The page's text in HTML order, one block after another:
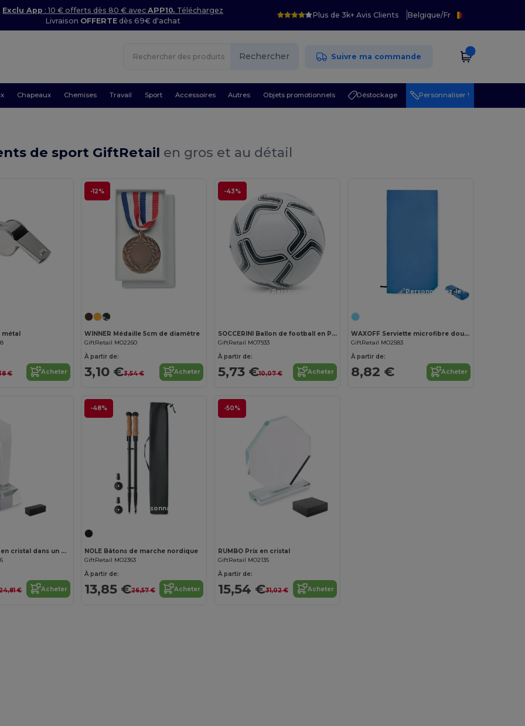
Exclu App : 10 € offerts dès 80 € avecAPP10. Téléchargez
Livraison OFFERTE dès 69€ d'achat
Plus de 3k+ Avis Clients Belgique/Fr
Rechercher Suivre ma commande
Chapeaux Chemises Travail Sport Accessoires Autres Objets promotionnels Déstockage Personnaliser !
de sport GiftRetail en gros et au détail
métal
€ Acheter
-12%
WINNER Médaille 5cm de diamètre
GiftRetail MO2260
À partir de:
3,10 €3,54 € Acheter
-43%
Personnalisez-le !
SOCCERINI Ballon de football en PVC 21.5cm
GiftRetail MO7933
À partir de:
5,73 €10,07 € Acheter
Personnalisez-le !
WAXOFF Serviette microfibre double face
GiftRetail MO2583
À partir de:
8,82 € Acheter
DIAWARD Prix en cristal dans un coffret
€ Acheter
-48%
Personnalisez-le !
NOLE Bâtons de marche nordique
GiftRetail MO2363
À partir de:
13,85 €26,57 € Acheter
-50%
RUMBO Prix en cristal
GiftRetail MO2135
À partir de:
15,54 €31,02 € Acheter